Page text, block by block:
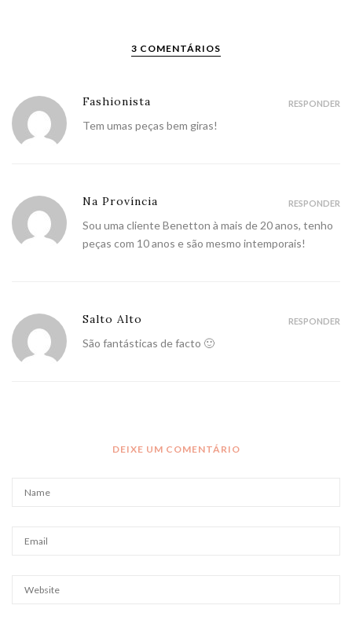
3 COMENTÁRIOS
Fashionista
Tem umas peças bem giras!
RESPONDER
Na Província
Sou uma cliente Benetton à mais de 20 anos, tenho
peças com 10 anos e são mesmo intemporais!
RESPONDER
Salto Alto
São fantásticas de facto 🙂
RESPONDER
DEIXE UM COMENTÁRIO